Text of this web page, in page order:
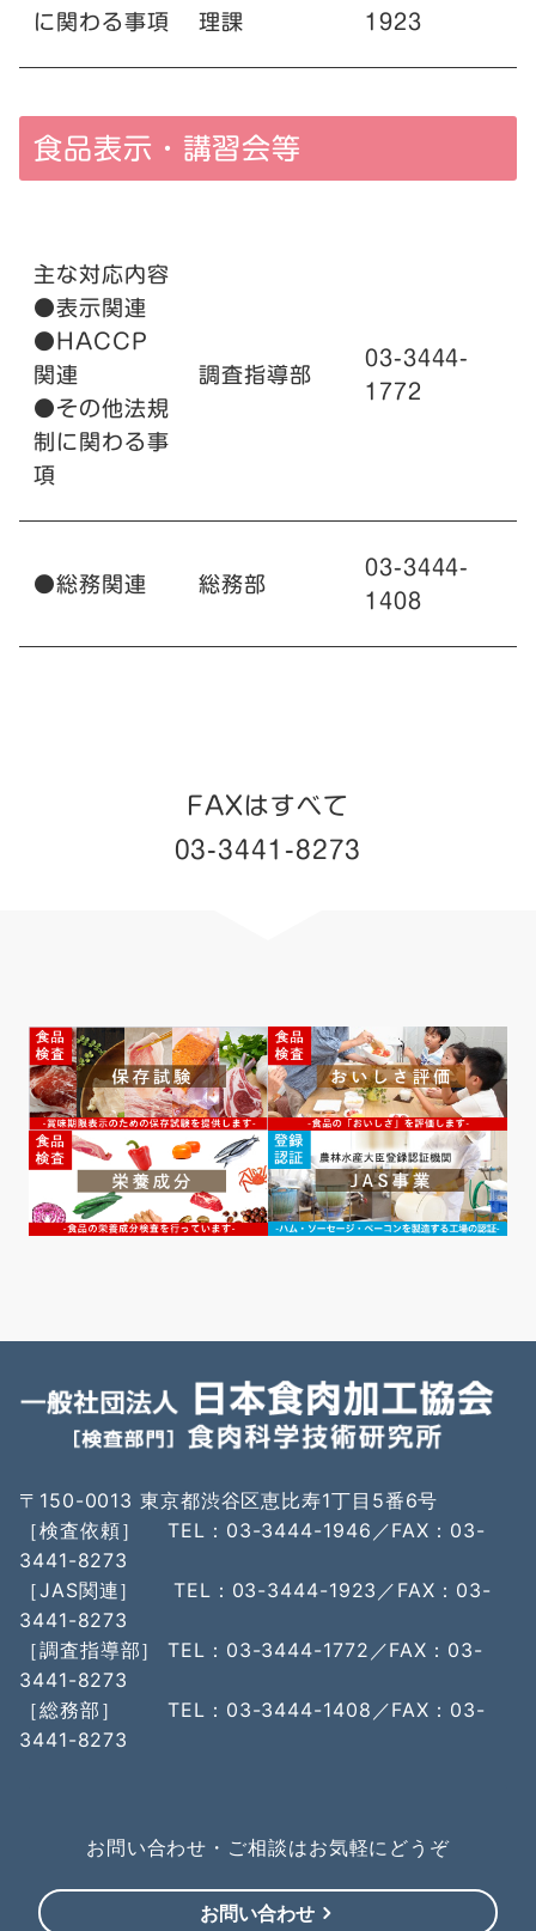
に関わる事項
理課
1923
食品表示・講習会等
主な対応内容
●表示関連
●HACCP
関連
●その他法規
制に関わる事
項
調査指導部
03-3444-
1772
●総務関連 総務部
03-3444-
1408
FAXはすべて
03-3441-8273
〒150-0013 東京都渋谷区恵比寿1丁目5番6号
［検査依頼］ TEL：03-3444-1946／FAX：03-
3441-8273
［JAS関連］ TEL：03-3444-1923／FAX：03-
3441-8273
［調査指導部］ TEL：03-3444-1772／FAX：03-
3441-8273
［総務部］ TEL：03-3444-1408／FAX：03-
3441-8273
お問い合わせ・ご相談はお気軽にどうぞ
お問い合わせ